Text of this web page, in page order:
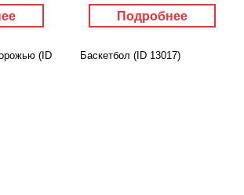
Подробнее
(ID
Баскетбол (ID 13017)